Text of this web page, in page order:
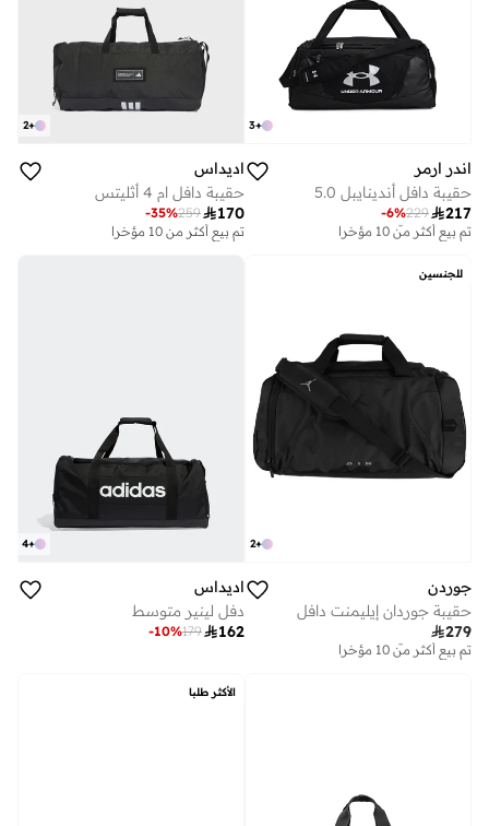
+
3
اندر ارمر
حقيبة دافل أندينايبل 5.0
217
229
-6%
توصيل مجاني
تم بيع أكثر من 10 مؤخرا
+
2
اديداس
حقيبة دافل ام 4 أثليتس
170
259
-35%
تم بيع أكثر من 10 مؤخرا
للجنسين
+
2
جوردن
حقيبة جوردان إيليمنت دافل
279
توصيل مجاني
تم بيع أكثر من 10 مؤخرا
+
4
اديداس
دفل لينير متوسط
162
179
-10%
الأكثر طلبا